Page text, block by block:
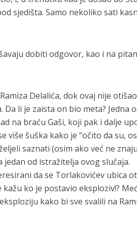
sjedišta. Samo nekoliko sati
dobiti odgovor, kao i na
Delalića, dok ovaj nije
li je zaista on bio meta? Jedna
na braću Gaši, koji pak i dalje
više šuška kako je “očito da su,
saznati (osim ako već ne
od istražitelja ovog slučaja.
da se Torlakovićev ubica
ko je postavio eksploziv!?
kako bi sve svalili na